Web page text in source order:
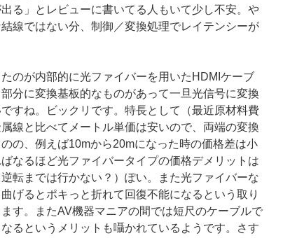
る」とレビューに書いてる人もいて少し不安。や
線ではない分、制御／変換処理でレイテンシーが
のが内部的に光ファイバーを用いたHDMIケーブ
分に変換基板的なものがあって一旦光信号に変換
すね。ビックリです。特長として（最近原材料費
線と比べてメートル単価は安いので、両端の変換
の、例えば10mから20mになった時の価格差は小
なるほど光ファイバータイプの価格デメリットは
転までは行かない？）ぽい。また光ファイバーな
げるとポキっと折れて回復不能になるという取り
す。またAV機器マニアの間では短尺のケーブルで
るというメリットも囁かれているようです。さす